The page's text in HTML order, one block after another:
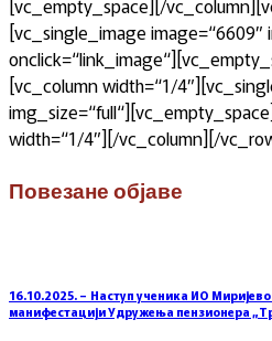
[vc_empty_space][/
[vc_single_image image=“6609″
[vc_column width=“1/
width=“1/4″][/vc_column][/
Повезане објаве
16.10.2025. – Наступ ученика ИО
манифестацији Удружења пензионера